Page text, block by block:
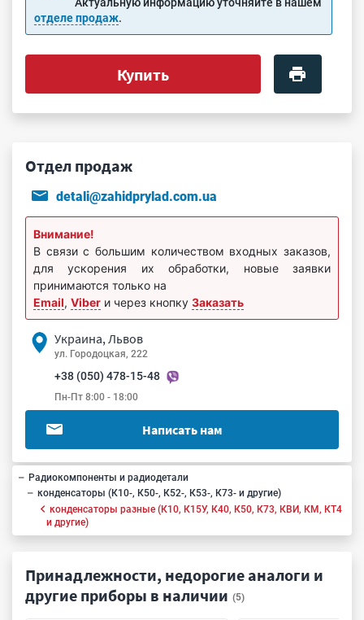
отделе продаж.
Купить
Отдел продаж
detali@zahidprylad.com.ua
Внимание!
В связи с большим количеством входных заказов,
для ускорения их обработки, новые заявки
принимаются только на
Email, Viber и через кнопку Заказать
Украина, Львов
ул. Городоцкая, 222
+38 (050) 478-15-48
Пн-Пт 8:00 - 18:00
Написать нам
Радиокомпоненты и радиодетали
конденсаторы (К10-, К50-, К52-, К53-, К73- и другие)
конденсаторы разные (К10, К15У, К40, К50, К73, КВИ, КМ, КТ4
и другие)
Принадлежности, недорогие аналоги и
другие приборы в наличии (5)